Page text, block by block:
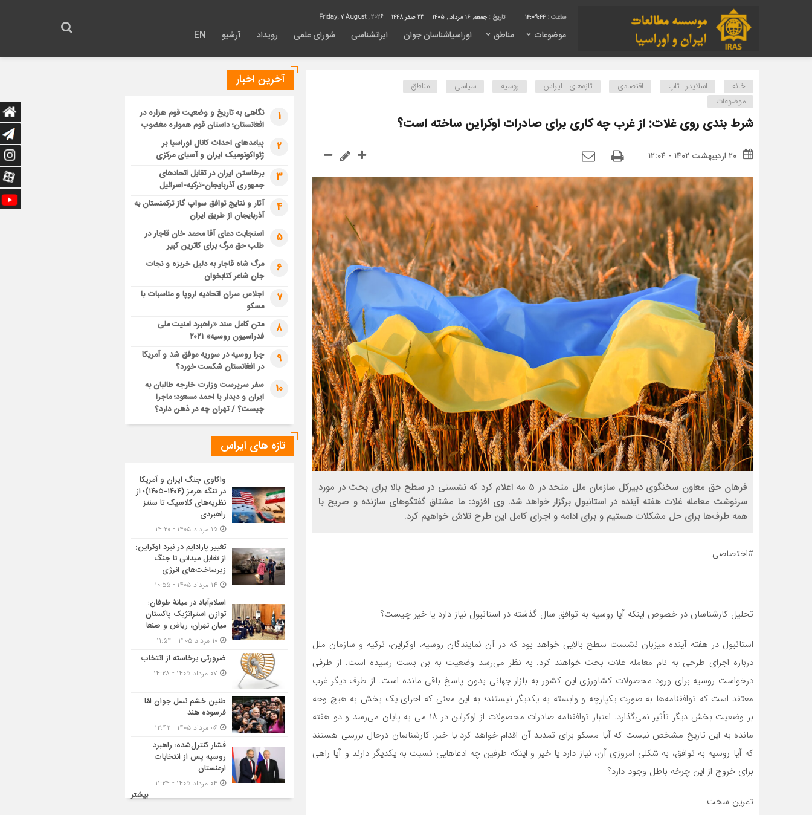
14:09:45 تاریخ : جمعه, ۱۶ مرداد , ۱۴۰۵ 23 صفر 1448
موضوعات مناطق اوراسیاشناسان جوان ایرانشناسی شورای علمی رویداد آرشیو EN
خانه اسلایدر تاپ اقتصادی تازه‌های ایراس روسیه سیاسی
مناطق
موضوعات
شرط بندی روی غلات: از غرب چه کاری برای صادرات اوکراین ساخته است؟
۲۰ اردیبهشت ۱۴۰۲ - ۱۲:۰۴
فرهان حق معاون سخنگوی دبیرکل سازمان ملل متحد در 5 مه اعلام کرد که نشستی در سطح بالا برای بحث در مورد
سرنوشت معامله غلات هفته آینده در استانبول برگزار خواهد شد. وی افزود: ما مشتاق گفتگوهای سازنده و صریح با
همه طرف‌ها برای حل مشکلات هستیم و برای ادامه و اجرای کامل این طرح تلاش خواهیم کرد.
#اختصاصی
تحلیل کارشناسان در خصوص اینکه آیا روسیه به توافق سال گذشته در استانبول نیاز دارد یا خیر چیست؟
استانبول در هفته آینده میزبان نشست سطح بالایی خواهد بود که در آن نمایندگان روسیه، اوکراین، ترکیه و سازمان ملل
درباره اجرای طرحی به نام معامله غلات بحث خواهند کرد. به نظر می‌رسد وضعیت به بن بست رسیده است. از طرفی
درخواست روسیه برای ورود محصولات کشاورزی این کشور به بازار جهانی بدون پاسخ باقی مانده است. از طرف دیگر غرب
معتقد است که توافقنامه‌ها به صورت یکپارچه و وابسته به یکدیگر نیستند؛ به این معنی که اجرای یک بخش به هیچ وجه
بر وضعیت بخش دیگر تأثیر نمی‌گذارد. اعتبار توافقنامه صادرات محصولات از اوکراین در ۱۸ می به پایان می‌رسد و دو هفته
مانده به این تاریخ مشخص نیست که آیا مسکو برای تمدید آن اقدام خواهد کرد یا خیر. کارشناسان درحال بررسی هستند
که آیا روسیه به توافق، به شکلی امروزی آن، نیاز دارد یا خیر و اینکه طرفین چه ادعاهایی نسبت به یکدیگر دارند و آیا راهی
برای خروج از این چرخه باطل وجود دارد؟
تمرین سخت
آخرین اخبار
1
نگاهی به تاریخ و وضعیت قوم هزاره در
افغانستان؛ داستان قوم همواره مغضوب
2
پیامدهای احداث کانال اوراسیا بر
ژئواکونومیک ایران و آسیای مرکزی
3
برخاستن ایران در تقابل اتحادهای
جمهوری آذربایجان-ترکیه-اسرائیل
4
آثار و نتایج توافق سواپ گاز ترکمنستان به
آذربایجان از طریق ایران
5
استجابت دعای آقا محمد خان قاجار در
طلب حق مرگ برای کاترین کبیر
6
مرگ شاه قاجار به دلیل خربزه و نجات
جان شاعر کتابخوان
7
اجلاس سران اتحادیه اروپا و مناسبات با
مسکو
8
متن کامل سند «راهبرد امنیت ملی
فدراسیون روسیه» ۲۰۲۱
9
چرا روسیه در سوریه موفق شد و آمریکا
در افغانستان شکست خورد؟
10
سفر سرپرست وزارت خارجه طالبان به
ایران و دیدار با احمد مسعود؛ ماجرا
چیست؟ / تهران چه در ذهن دارد؟
تازه های ایراس
واکاوی جنگ ایران و آمریکا
در تنگه هرمز (۱۴۰۴-۱۴۰۵)؛ از
نظریه‌های کلاسیک تا سنتز
راهبردی
تغییر پارادایم در نبرد اوکراین:
از تقابل میدانی تا جنگ
زیرساخت‌های انرژی
اسلام‌آباد در میانۀ طوفان:
توازن استراتژیک پاکستان
میان تهران، ریاض و صنعا
ضرورتی برخاسته از انتخاب
طنین خشم نسل جوان امّا
فرسوده هند
فشار کنترل‌شده؛ راهبرد
روسیه پس از انتخابات
ارمنستان
بیشتر